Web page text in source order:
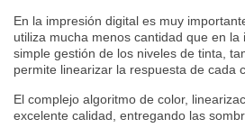
En la impresión digital es muy
utiliza mucha menos cantidad que en la
simple gestión de los niveles de tinta,
permite linearizar la respuesta de cada
El complejo algoritmo de color,
excelente calidad, entregando las